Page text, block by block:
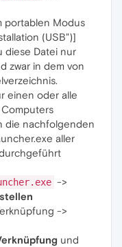
portablen Modus
(USB")]
diese Datei nur
zwar in dem von
einen oder alle
die nachfolgenden
aller
->
->
und